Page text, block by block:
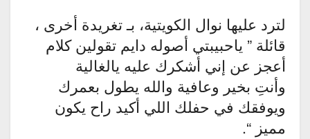
لترد عليها نوال الكويتية، بـ تغريدة أخرى ،
قائلة ” ياحبيبتي أصوله دايم تقولين كلام
أعجز عن إني أشكرك عليه يالغالية
وأنتِ بخير وعافية والله يطول بعمرك
ويوفقك في حفلك اللي أكيد راح يكون
مميز “.